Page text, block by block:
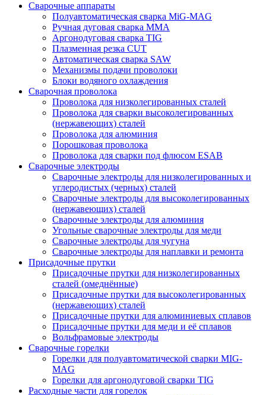
Сварочные аппараты
Полуавтоматическая сварка MiG-MAG
Ручная дуговая сварка MMA
Аргонодуговая сварка TIG
Плазменная резка CUT
Автоматическая сварка SAW
Механизмы подачи проволоки
Блоки водяного охлаждения
Сварочная проволока
Проволока для низколегированных сталей
Проволока для сварки высоколегированных
(нержавеющих) сталей
Проволока для алюминия
Порошковая проволока
Проволока для сварки под флюсом ESAB
Сварочные электроды
Сварочные электроды для низколегированных и
углеродистых (черных) сталей
Сварочные электроды для высоколегированных
(нержавеющих) сталей
Сварочные электроды для алюминия
Угольные сварочные электроды для меди
Сварочные электроды для чугуна
Сварочные электроды для наплавки и ремонта
Присадочные прутки
Присадочные прутки для низколегированных
сталей (омеднённые)
Присадочные прутки для высоколегированных
(нержавеющих) сталей
Присадочные прутки для алюминиевых сплавов
Присадочные прутки для меди и её сплавов
Вольфрамовые электроды
Сварочные горелки
Горелки для полуавтоматической сварки MIG-
MAG
Горелки для аргонодуговой сварки TIG
Расходные части для горелок